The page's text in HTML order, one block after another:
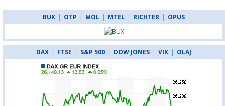
BUX | OTP | MOL | MTEL | RICHTER | OPUS
DAX | FTSE | S&P 500 | DOW JONES | VIX | OLAJ